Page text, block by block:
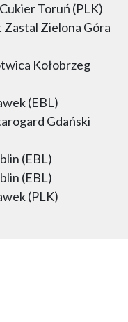
Toruń (PLK)
Zielona Góra
Kołobrzeg
(EBL)
Gdański
(EBL)
(EBL)
(PLK)